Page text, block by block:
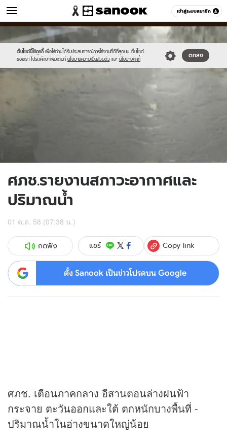
เข้าสู่ระบบสมาชิก
ข่าว หมวดอื่นๆ
เว็บไซต์นี้ใช้คุกกี้ เพื่อให้ท่านได้รับประสบการณ์การใช้งานที่ดีที่สุดบน เว็บไซต์
ของเรา โปรดศึกษาเพิ่มเติมที่ นโยบายความเป็นส่วนตัว และ นโยบายคุกกี้
ตกลง
Sanook
//s.isanook.com/sr/0/images/logo-
new-
sanook.png
//s.isanook.com/ns/0/ud/374/1874614/649431-
01.jpg
ศภช.รายงานสภาวะอากาศและ
ปริมาณน้ำ
01 ต.ค. 58 (07:38 น.)
กดฟัง แชร์ Copy link
ตั้ง Sanook เป็นข่าวโปรดบน Google
ศภช. เตือนภาคกลาง อีสานตอนล่างฝนฟ้า
กระจาย ตะวันออกและใต้ ตกหนักบางพื้นที่ -
ปริมาณน้ำในอ่างขนาดใหญ่น้อย